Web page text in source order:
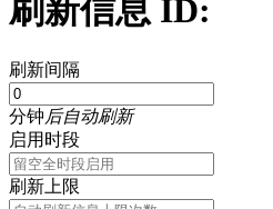
刷新信息 ID:
刷新间隔
分钟后自动刷新
启用时段
刷新上限